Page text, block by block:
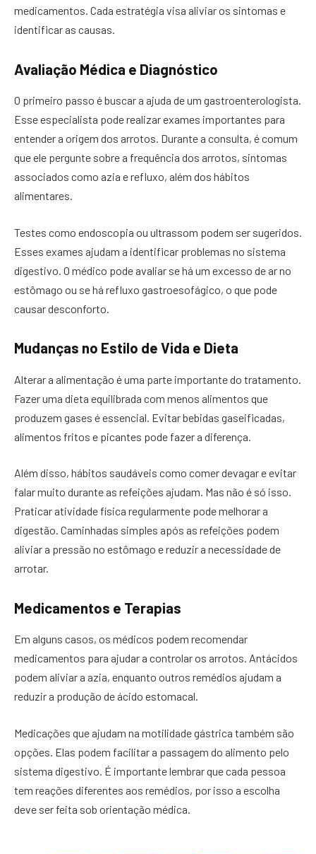
medicamentos. Cada estratégia visa aliviar os sintomas e
identificar as causas.
Avaliação Médica e Diagnóstico
O primeiro passo é buscar a ajuda de um gastroenterologista.
Esse especialista pode realizar exames importantes para
entender a origem dos arrotos. Durante a consulta, é comum
que ele pergunte sobre a frequência dos arrotos, sintomas
associados como azia e refluxo, além dos hábitos
alimentares.
Testes como endoscopia ou ultrassom podem ser sugeridos.
Esses exames ajudam a identificar problemas no sistema
digestivo. O médico pode avaliar se há um excesso de ar no
estômago ou se há refluxo gastroesofágico, o que pode
causar desconforto.
Mudanças no Estilo de Vida e Dieta
Alterar a alimentação é uma parte importante do tratamento.
Fazer uma dieta equilibrada com menos alimentos que
produzem gases é essencial. Evitar bebidas gaseificadas,
alimentos fritos e picantes pode fazer a diferença.
Além disso, hábitos saudáveis como comer devagar e evitar
falar muito durante as refeições ajudam. Mas não é só isso.
Praticar atividade física regularmente pode melhorar a
digestão. Caminhadas simples após as refeições podem
aliviar a pressão no estômago e reduzir a necessidade de
arrotar.
Medicamentos e Terapias
Em alguns casos, os médicos podem recomendar
medicamentos para ajudar a controlar os arrotos. Antácidos
podem aliviar a azia, enquanto outros remédios ajudam a
reduzir a produção de ácido estomacal.
Medicações que ajudam na motilidade gástrica também são
opções. Elas podem facilitar a passagem do alimento pelo
sistema digestivo. É importante lembrar que cada pessoa
tem reações diferentes aos remédios, por isso a escolha
deve ser feita sob orientação médica.